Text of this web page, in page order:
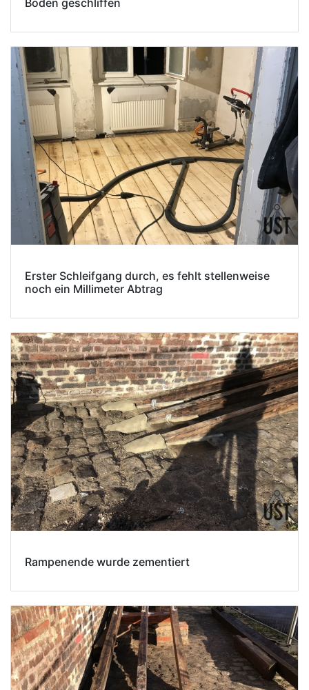
Boden geschliffen
Erster Schleifgang durch, es fehlt stellenweise
noch ein Millimeter Abtrag
Rampenende wurde zementiert